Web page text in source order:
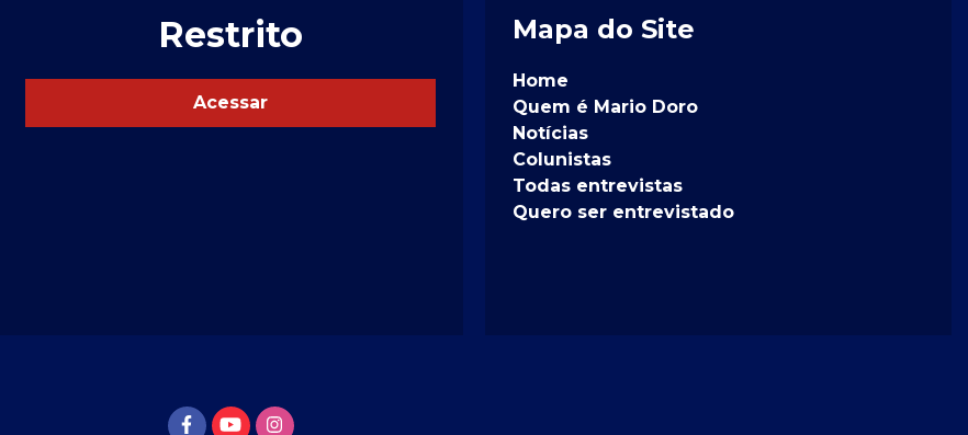
Restrito
Acessar
Mapa do Site
Home
Quem é Mario Doro
Notícias
Colunistas
Todas entrevistas
Quero ser entrevistado